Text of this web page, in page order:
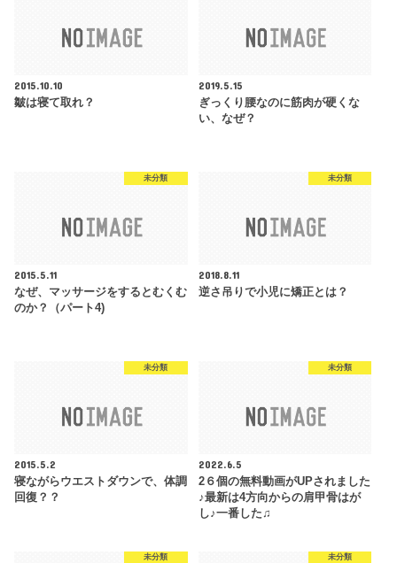
2015.10.10
皺は寝て取れ？
2019.5.15
ぎっくり腰なのに筋肉が硬くな
い、なぜ？
未分類
2015.5.11
なぜ、マッサージをするとむくむ
のか？（パート4)
未分類
2018.8.11
逆さ吊りで小児に矯正とは？
未分類
2015.5.2
寝ながらウエストダウンで、体調
回復？？
未分類
2022.6.5
2６個の無料動画がUPされました
♪最新は4方向からの肩甲骨はが
し♪一番した♫
未分類 未分類